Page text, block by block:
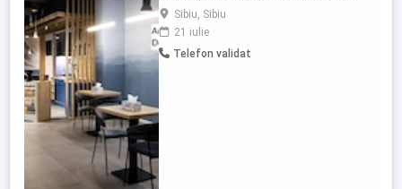
Luni pana Vineri. Beneficii: - weekenduri
libere, sarbatori legale libere - se asigura o
masa pe zi lucratoare - salariu negociabil
in functie de experienta - loc de muncă
Sibiu, Sibiu
21 iulie
Telefon validat